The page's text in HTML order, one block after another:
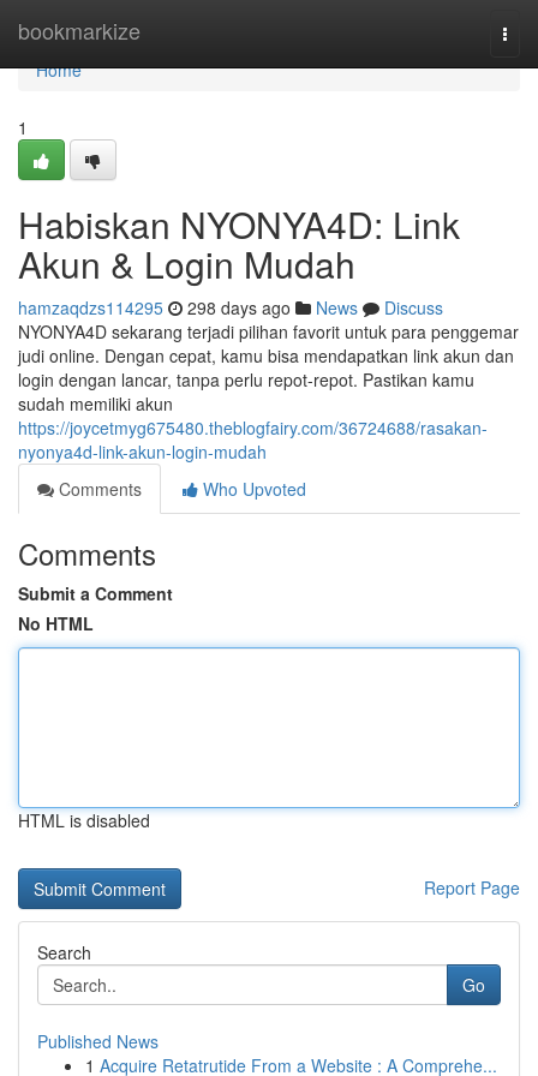
bookmarkize
Home
Home
1
Habiskan NYONYA4D: Link
Akun & Login Mudah
hamzaqdzs114295 298 days ago News
Discuss
NYONYA4D sekarang terjadi pilihan favorit untuk para penggemar
judi online. Dengan cepat, kamu bisa mendapatkan link akun dan
login dengan lancar, tanpa perlu repot-repot. Pastikan kamu
sudah memiliki akun
https://joycetmyg675480.theblogfairy.com/36724688/rasakan-
nyonya4d-link-akun-login-mudah
Comments
Who Upvoted
Comments
Submit a Comment
No HTML
HTML is disabled
Report Page
Search
Go
Published News
1 Acquire Retatrutide From a Website : A Comprehe...